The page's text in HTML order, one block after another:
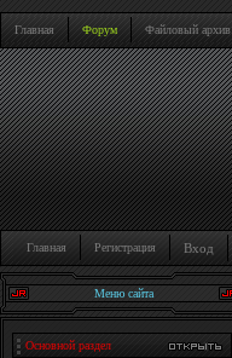
Главная Форум Файловый архив
Главная Регистрация Вход
Меню сайта
Основной раздел